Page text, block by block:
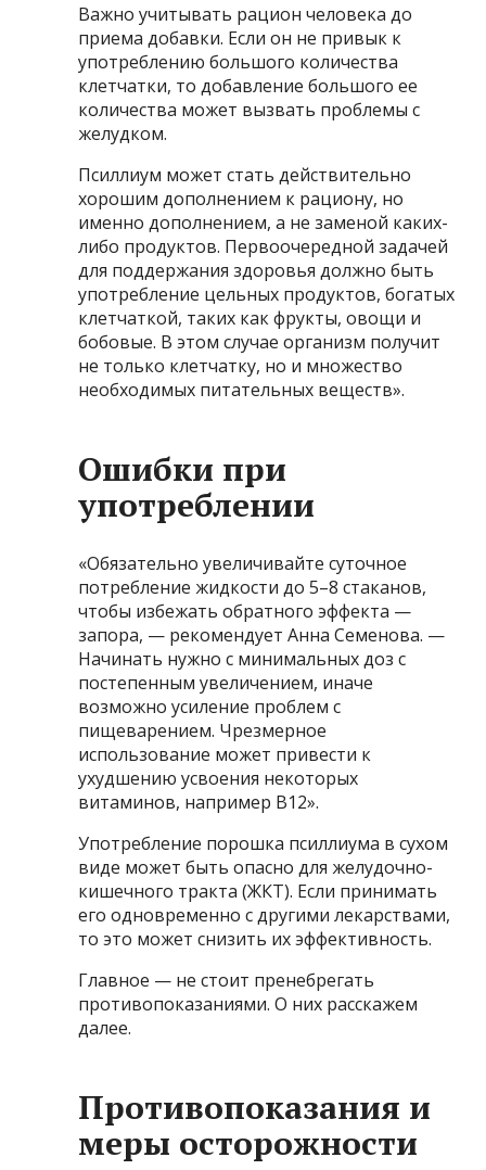
Важно учитывать рацион человека до
приема добавки. Если он не привык к
употреблению большого количества
клетчатки, то добавление большого ее
количества может вызвать проблемы с
желудком.
Псиллиум может стать действительно
хорошим дополнением к рациону, но
именно дополнением, а не заменой каких-
либо продуктов. Первоочередной задачей
для поддержания здоровья должно быть
употребление цельных продуктов, богатых
клетчаткой, таких как фрукты, овощи и
бобовые. В этом случае организм получит
не только клетчатку, но и множество
необходимых питательных веществ».
Ошибки при
употреблении
«Обязательно увеличивайте суточное
потребление жидкости до 5–8 стаканов,
чтобы избежать обратного эффекта —
запора, — рекомендует Анна Семенова. —
Начинать нужно с минимальных доз с
постепенным увеличением, иначе
возможно усиление проблем с
пищеварением. Чрезмерное
использование может привести к
ухудшению усвоения некоторых
витаминов, например B12».
Употребление порошка псиллиума в сухом
виде может быть опасно для желудочно-
кишечного тракта (ЖКТ). Если принимать
его одновременно с другими лекарствами,
то это может снизить их эффективность.
Главное — не стоит пренебрегать
противопоказаниями. О них расскажем
далее.
Противопоказания и
меры осторожности